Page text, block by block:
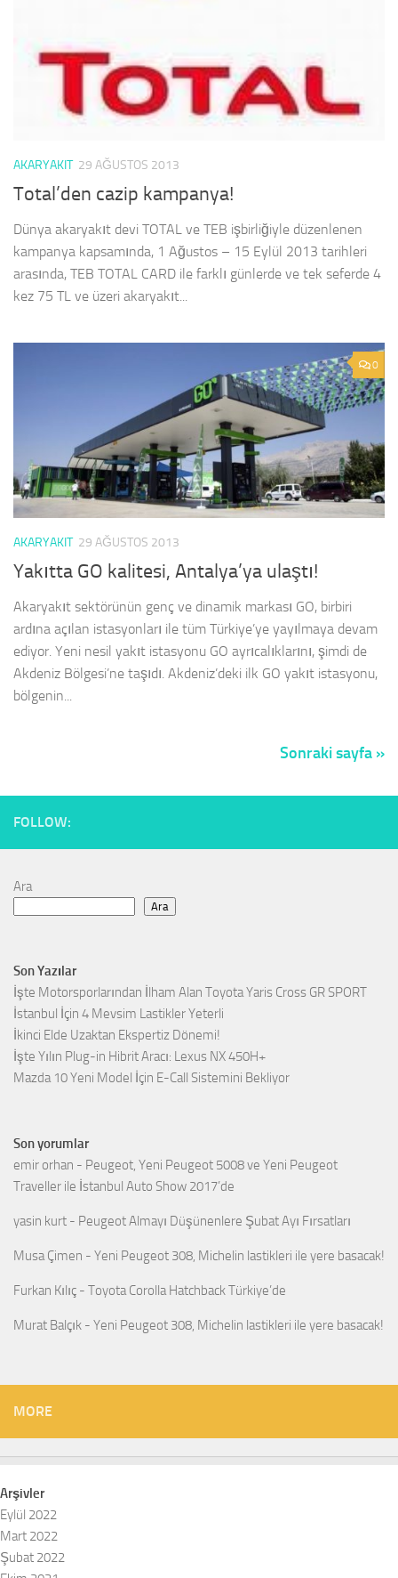
AKARYAKIT 29 AĞUSTOS 2013
Total’den cazip kampanya!
Dünya akaryakıt devi TOTAL ve TEB işbirliğiyle düzenlenen
kampanya kapsamında, 1 Ağustos – 15 Eylül 2013 tarihleri
arasında, TEB TOTAL CARD ile farklı günlerde ve tek seferde 4
kez 75 TL ve üzeri akaryakıt...
0
AKARYAKIT 29 AĞUSTOS 2013
Yakıtta GO kalitesi, Antalya’ya ulaştı!
Akaryakıt sektörünün genç ve dinamik markası GO, birbiri
ardına açılan istasyonları ile tüm Türkiye’ye yayılmaya devam
ediyor. Yeni nesil yakıt istasyonu GO ayrıcalıklarını, şimdi de
Akdeniz Bölgesi’ne taşıdı. Akdeniz’deki ilk GO yakıt istasyonu,
bölgenin...
Sonraki sayfa »
FOLLOW:
Ara
Ara
Son Yazılar
İşte Motorsporlarından İlham Alan Toyota Yaris Cross GR SPORT
İstanbul İçin 4 Mevsim Lastikler Yeterli
İkinci Elde Uzaktan Ekspertiz Dönemi!
İşte Yılın Plug-in Hibrit Aracı: Lexus NX 450H+
Mazda 10 Yeni Model İçin E-Call Sistemini Bekliyor
Son yorumlar
emir orhan - Peugeot, Yeni Peugeot 5008 ve Yeni Peugeot
Traveller ile İstanbul Auto Show 2017’de
yasin kurt - Peugeot Almayı Düşünenlere Şubat Ayı Fırsatları
Musa Çimen - Yeni Peugeot 308, Michelin lastikleri ile yere basacak!
Furkan Kılıç - Toyota Corolla Hatchback Türkiye’de
Murat Balçık - Yeni Peugeot 308, Michelin lastikleri ile yere basacak!
MORE
Arşivler
Eylül 2022
Mart 2022
Şubat 2022